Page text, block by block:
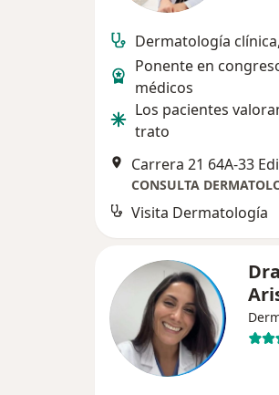
Dermatología
Ponente en
médicos
Los pacientes
trato
CONSULTA
Visita Dermatología